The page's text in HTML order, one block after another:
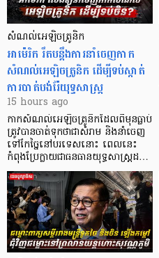
សំណល់អេឡិចត្រូនិក
អាម៉េរិក រឹតបន្តឹងការនាំចេញកាក
សំណល់អេឡិចត្រូនិក ដើម្បីទប់ស្កាត់
ការបាត់បង់រ៉ែយុទ្ធសាស្ត្រ
15 hours ago
កាក​សំណល់​អេឡិច​ត្រូនិកដែល​ពីមុនធ្លាប់​
ត្រូវបានចាត់ទុកថាជាសំរាម និងនាំចេញ
ទៅកែច្នៃនៅបរទេស​នោះ ពេលនេះ
កំពុងប្រែក្លាយជាធនធានយុទ្ធសាស្ត្រដ…